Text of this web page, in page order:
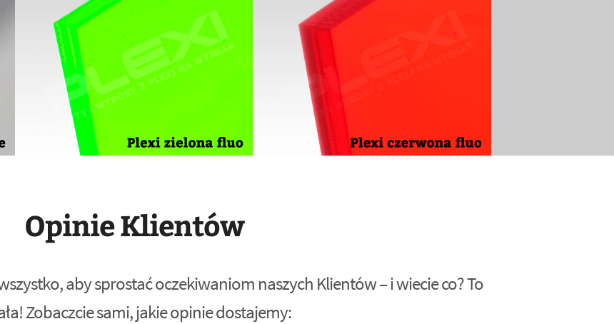
Opinie Klientów
aby sprostać oczekiwaniom naszych Klientów – i wiecie co? To
Zobaczcie sami, jakie opinie dostajemy: